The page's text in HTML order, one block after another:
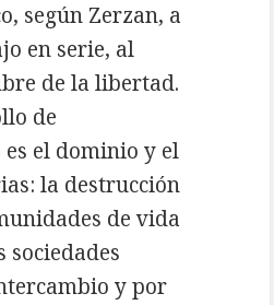
según Zerzan, a
en serie, al
de la libertad.
de
el dominio y el
la destrucción
de vida
sociedades
y por